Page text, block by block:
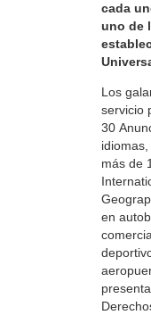
cada
uno de
Los
servicio
30
más de
en